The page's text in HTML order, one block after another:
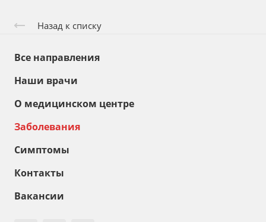
Назад к списку
Все направления
Наши врачи
О медицинском центре
Заболевания
Симптомы
Контакты
Вакансии